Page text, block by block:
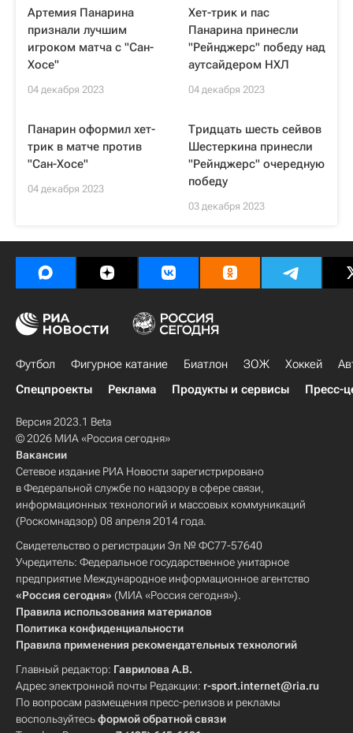
Артемия Панарина
признали лучшим
игроком матча с "Сан-
Хосе"
04 декабря 2023
Хет-трик и пас
Панарина принесли
"Рейнджерс" победу над
аутсайдером НХЛ
04 декабря 2023
Панарин оформил хет-
трик в матче против
"Сан-Хосе"
04 декабря 2023
Тридцать шесть сейвов
Шестеркина принесли
"Рейнджерс" очередную
победу
03 декабря 2023
Футбол Фигурное катание Биатлон ЗОЖ Хоккей
Спецпроекты
Реклама Продукты и сервисы Пресс-
Версия 2023.1 Beta
© 2026 МИА «Россия сегодня»
Вакансии
Сетевое издание РИА Новости зарегистрировано
в Федеральной службе по надзору в сфере связи,
информационных технологий и массовых коммуникаций
(Роскомнадзор) 08 апреля 2014 года.
Свидетельство о регистрации Эл № ФС77-57640
Учредитель: Федеральное государственное унитарное
предприятие Международное информационное агентство
«Россия сегодня» (МИА «Россия сегодня»).
Правила использования материалов
Политика конфиденциальности
Правила применения рекомендательных технологий
Главный редактор: Гаврилова А.В.
Адрес электронной почты Редакции: r-sport.internet@ria.ru
По вопросам размещения пресс-релизов и рекламы
воспользуйтесьформой обратной связи